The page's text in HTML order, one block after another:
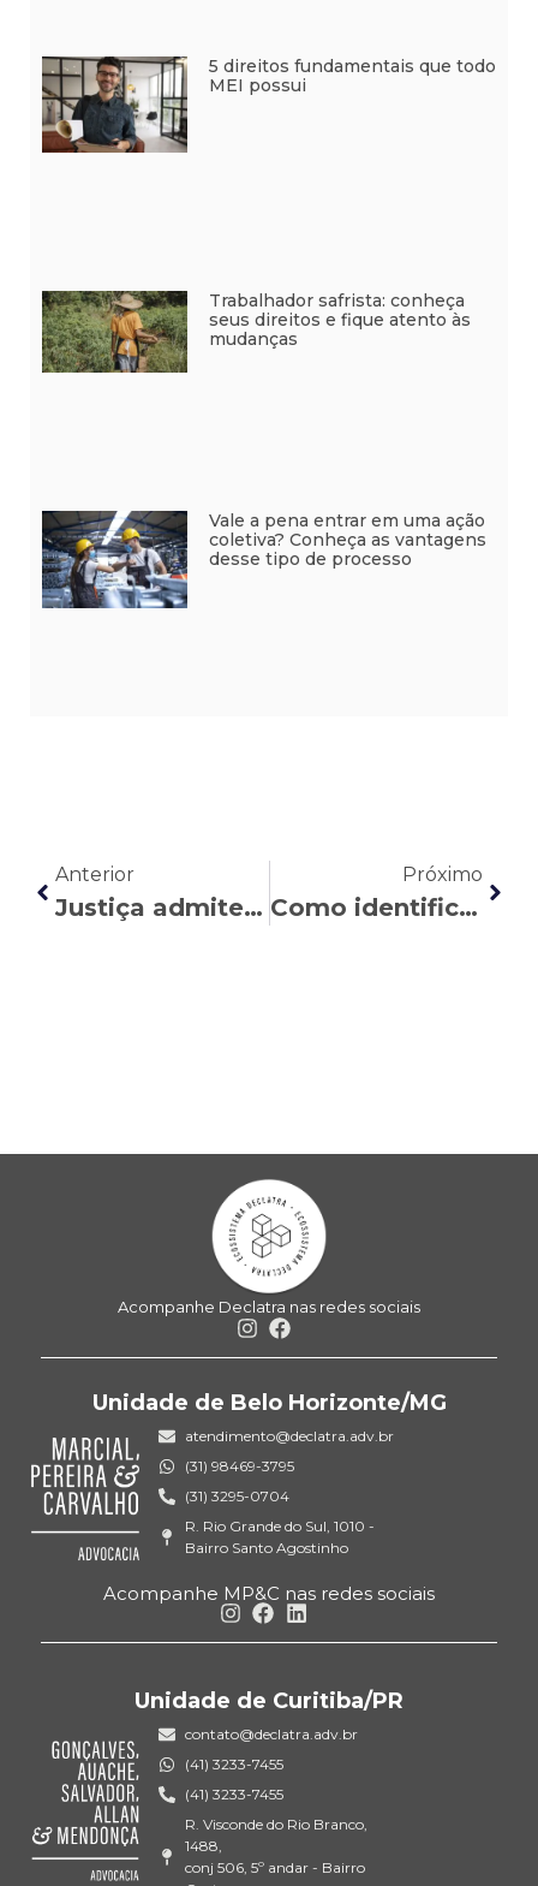
5 direitos fundamentais que todo
MEI possui
Trabalhador safrista: conheça
seus direitos e fique atento às
mudanças
Vale a pena entrar em uma ação
coletiva? Conheça as vantagens
desse tipo de processo
Anterior
Justiça admite perícia em algoritmo da Uber para verificar vínculo empregatício de motorista
Próximo
Como identificar uma doença ocupacional
Acompanhe Declatra nas redes sociais
Unidade de Belo Horizonte/MG
atendimento@declatra.adv.br
(31) 98469-3795
(31) 3295-0704
R. Rio Grande do Sul, 1010 -
Bairro Santo Agostinho
Acompanhe MP&C nas redes sociais
Unidade de Curitiba/PR
contato@declatra.adv.br
(41) 3233-7455
(41) 3233-7455
R. Visconde do Rio Branco,
1488,
conj 506, 5º andar - Bairro